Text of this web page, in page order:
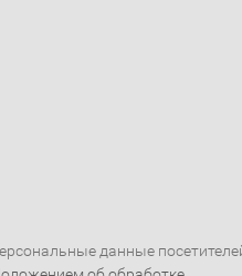
данные